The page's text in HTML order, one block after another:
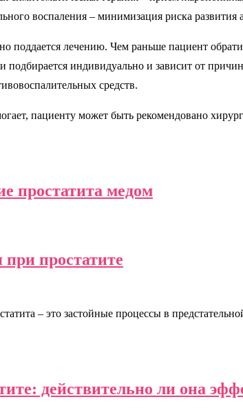
воспаления – минимизация риска развития
поддается лечению. Чем раньше пациент
подбирается индивидуально и зависит от
средств.
пациенту может быть рекомендовано
простатита медом
простатите
– это застойные процессы в
действительно ли она